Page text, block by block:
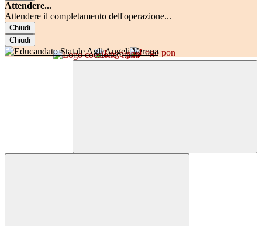
Attendere...
Attendere il completamento dell'operazione...
Chiudi
Chiudi